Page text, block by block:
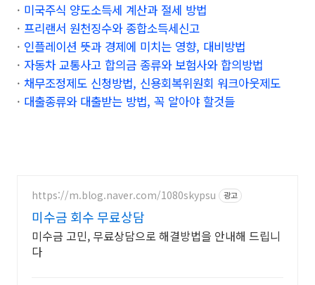
· 미국주식 양도소득세 계산과 절세 방법
· 프리랜서 원천징수와 종합소득세신고
· 인플레이션 뜻과 경제에 미치는 영향, 대비방법
· 자동차 교통사고 합의금 종류와 보험사와 합의방법
· 채무조정제도 신청방법, 신용회복위원회 워크아웃제도
· 대출종류와 대출받는 방법, 꼭 알아야 할것들
https://m.blog.naver.com/1080skypsu 광고
미수금 회수 무료상담
미수금 고민, 무료상담으로 해결방법을 안내해 드립니
다